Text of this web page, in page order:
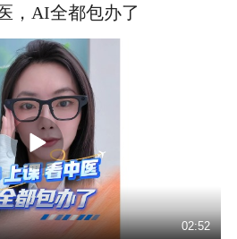
，AI全都包办了
02:52